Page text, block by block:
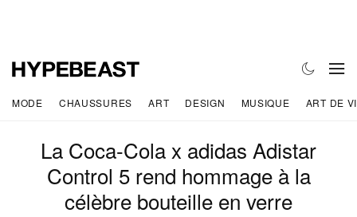
MODE CHAUSSURES ART DESIGN MUSIQUE ART DE
La Coca-Cola x adidas Adistar
Control 5 rend hommage à la
célèbre bouteille en verre